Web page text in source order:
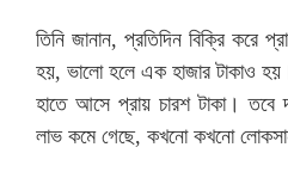
তিনি জানান, প্রতিদিন বিক্রি করে
হয়, ভালো হলে এক হাজার টাকাও
হাতে আসে প্রায় চারশ টাকা। তবে
লাভ কমে গেছে, কখনো কখনো